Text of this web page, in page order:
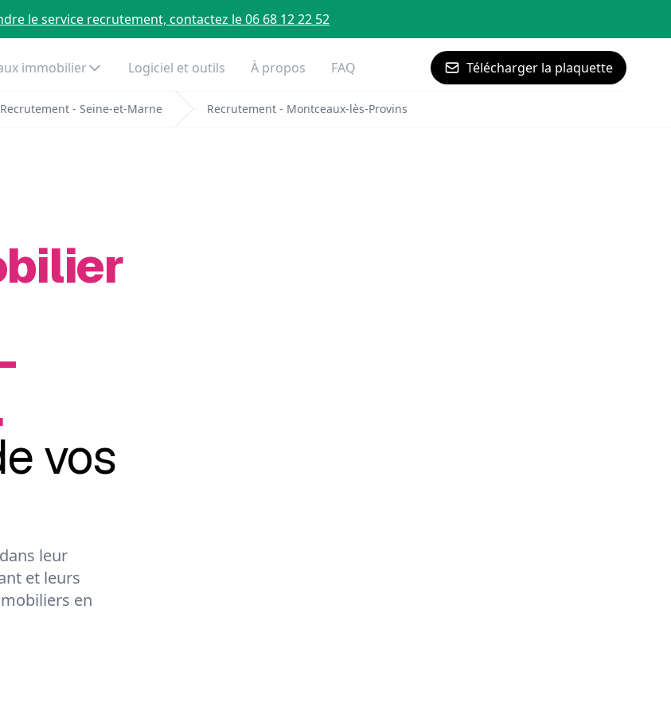
le service recrutement, contactez le 06 68 12 22 52
immobilier Logiciel et outils À propos FAQ Télécharger la plaquette
Recrutement - Seine-et-Marne Recrutement - Montceaux-lès-Provins
vos
leur
et leurs
en